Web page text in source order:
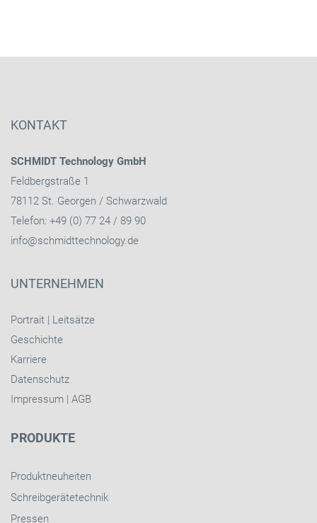
KONTAKT
SCHMIDT Technology GmbH
Feldbergstraße 1
78112 St. Georgen / Schwarzwald
Telefon: +49 (0) 77 24 / 89 90
info@schmidttechnology.de
UNTERNEHMEN
Portrait | Leitsätze
Geschichte
Karriere
Datenschutz
Impressum | AGB
PRODUKTE
Produktneuheiten
Schreibgerätetechnik
Pressen